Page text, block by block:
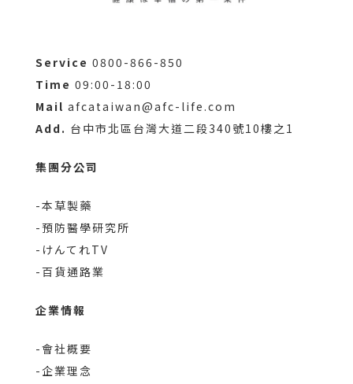
Service 0800-866-850
Time 09:00-18:00
Mail afcataiwan@afc-life.com
Add. 台中市北區台灣大道二段340號10樓之1
集團分公司
-本草製藥
-預防醫學研究所
-けんてれTV
-百貨通路業
企業情報
-會社概要
-企業理念